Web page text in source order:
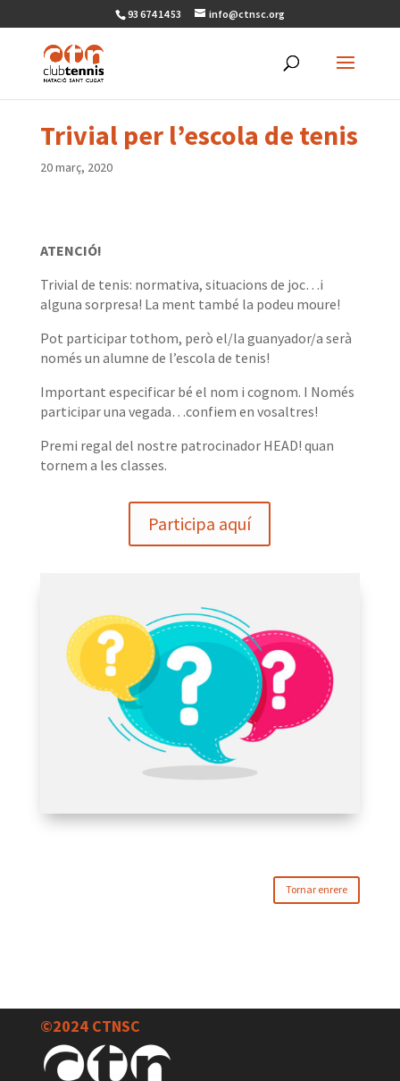
93 674 14 53 info@ctnsc.org
Trivial per l’escola de tenis
20 març, 2020
ATENCIÓ!
Trivial de tenis: normativa, situacions de joc…i
alguna sorpresa! La ment també la podeu moure!
Pot participar tothom, però el/la guanyador/a serà
només un alumne de l’escola de tenis!
Important especificar bé el nom i cognom. I Només
participar una vegada…confiem en vosaltres!
Premi regal del nostre patrocinador HEAD! quan
tornem a les classes.
Participa aquí
Tornar enrere
©2024 CTNSC